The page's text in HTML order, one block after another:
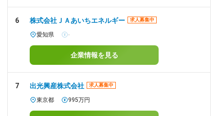
6 株式会社ＪＡあいちエネルギー 求人募集中
愛知県 -
企業情報を見る
7 出光興産株式会社 求人募集中
東京都 995万円